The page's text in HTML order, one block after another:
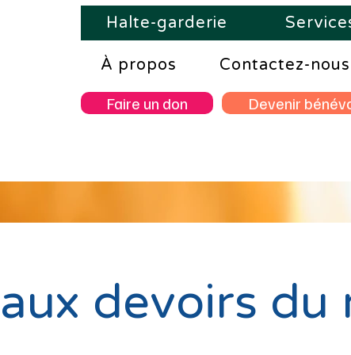
Halte-garderie
À propos Contactez-nous
Faire un don Devenir
devoirs du